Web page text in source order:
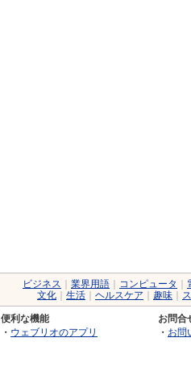
ビジネス 業界用語 コンピュータ
文化
生活 ヘルスケア 趣味
便利な機能
・ ウェブリオのアプリ
お問合
・ お問